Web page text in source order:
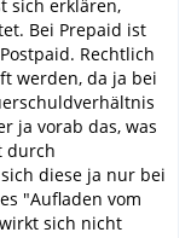
sich erklären,
Bei Prepaid ist
Rechtlich
werden, da ja bei
ja vorab das, was
durch
diese ja nur bei
"Aufladen vom
sich nicht